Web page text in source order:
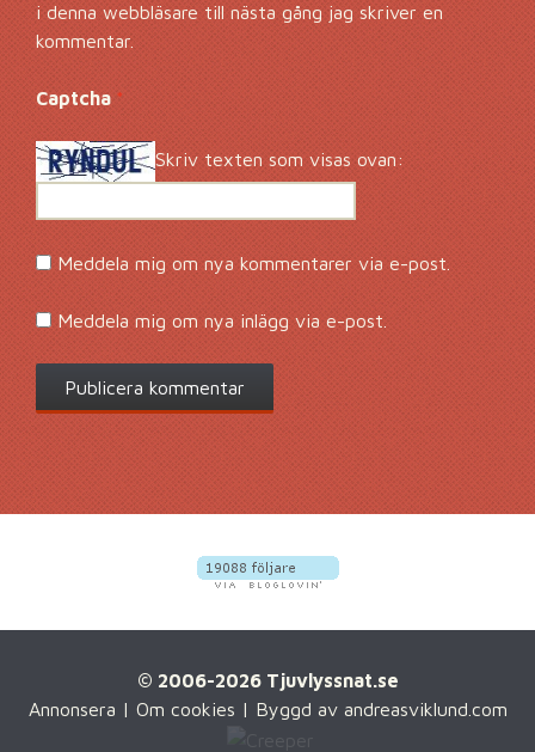
i denna webbläsare till nästa gång jag skriver en
kommentar.
Captcha *
Skriv texten som visas ovan:
Meddela mig om nya kommentarer via e-post.
Meddela mig om nya inlägg via e-post.
© 2006-2026 Tjuvlyssnat.se
Annonsera | Om cookies | Byggd av andreasviklund.com